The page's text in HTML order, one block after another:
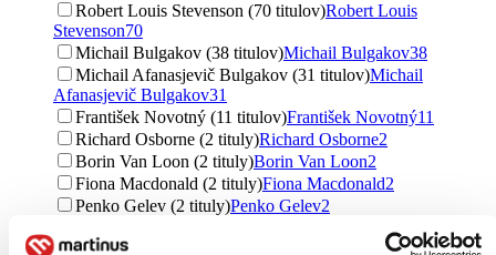
Robert Louis Stevenson (70 titulov)Robert Louis
Stevenson70
Michail Bulgakov (38 titulov)Michail Bulgakov38
Michail Afanasjevič Bulgakov (31 titulov)Michail
Afanasjevič Bulgakov31
František Novotný (11 titulov)František Novotný11
Richard Osborne (2 tituly)Richard Osborne2
Borin Van Loon (2 tituly)Borin Van Loon2
Fiona Macdonald (2 tituly)Fiona Macdonald2
Penko Gelev (2 tituly)Penko Gelev2